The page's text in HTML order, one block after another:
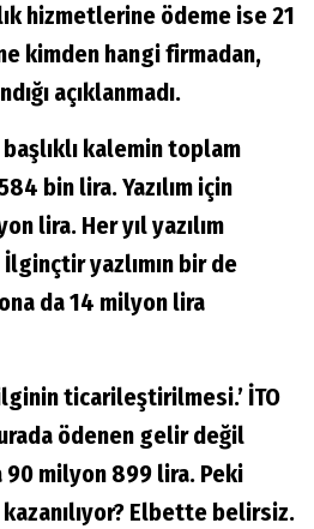
hizmetlerine ödeme ise 21
kimden hangi firmadan,
açıklanmadı.
kalemin toplam
bin lira. Yazılım için
lira. Her yıl yazılım
yazlımın bir de
ona da 14 milyon lira
ticarileştirilmesi.’ İTO
ödenen gelir değil
90 milyon 899 lira. Peki
kazanılıyor? Elbette belirsiz.